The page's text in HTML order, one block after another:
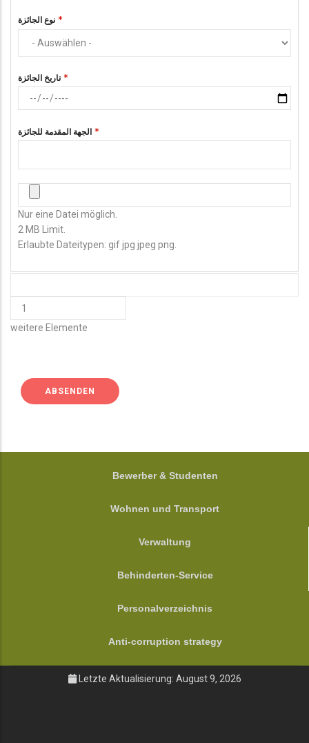
نوع الجائزة
تاريخ الجائزة
الجهة المقدمة للجائزة
Nur eine Datei möglich.
2 MB Limit.
Erlaubte Dateitypen: gif jpg jpeg png.
HINZUFÜGEN
ELEMENTE
weitere Elemente
FOOTER
Bewerber & Studenten
Wohnen und Transport
Verwaltung
Behinderten-Service
Personalverzeichnis
Anti-corruption strategy
Letzte Aktualisierung: August 9, 2026